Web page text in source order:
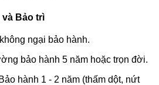
Bảo trì
ngại bảo hành.
bảo hành 5 năm hoặc trọn đời.
Bảo hành 1 - 2 năm (thấm dột, nứt